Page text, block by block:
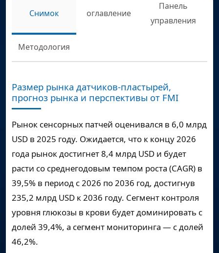
Снимок оглавление
Панель
управления
Методология
Размер рынка датчиков-пластырей,
прогноз рынка и перспективы от FMI
Рынок сенсорных патчей оценивался в 6,0 млрд
USD в 2025 году. Ожидается, что к концу 2026
года рынок достигнет8,4 млрд USD и будет
расти со среднегодовым темпом роста (CAGR) в
39,5% в период с 2026 по 2036 год, достигнув
235,2 млрд USD к 2036 году. Сегмент контроля
уровня глюкозы в крови будет доминировать с
долей 39,4%, а сегмент мониторинга — с долей
46,2%.